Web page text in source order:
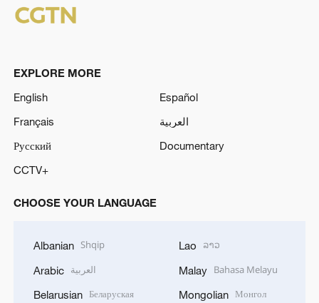
EXPLORE MORE
English
Español
Français
العربية
Русский
Documentary
CCTV+
CHOOSE YOUR LANGUAGE
Albanian Shqip
Arabic العربية
Belarusian Беларуская
Lao ລາວ
Malay Bahasa Melayu
Mongolian Монгол